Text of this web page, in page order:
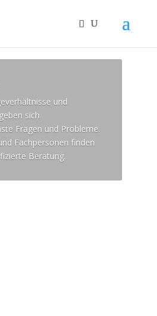
und
sich
Fragen und Probleme.
Fachpersonen finden
Beratung.